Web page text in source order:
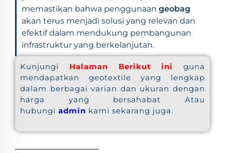
memastikan bahwa penggunaan geobag
akan terus menjadi solusi yang relevan dan
efektif dalam mendukung pembangunan
infrastruktur yang berkelanjutan.
Kunjungi Halaman Berikut ini
guna
mendapatkan geotextile yang lengkap
dalam berbagai varian dan ukuran dengan
harga yang bersahabat Atau
hubungi admin kami sekarang juga.